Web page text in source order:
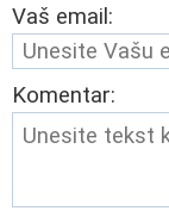
Vaš email:
Komentar: